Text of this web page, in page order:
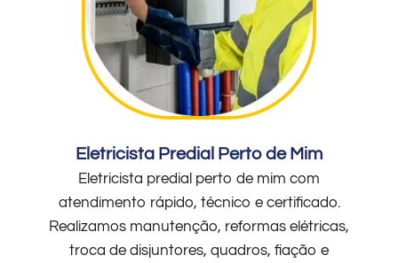
Eletricista Predial Perto de Mim
Eletricista predial perto de mim com
atendimento rápido, técnico e certificado.
Realizamos manutenção, reformas elétricas,
troca de disjuntores, quadros, fiação e